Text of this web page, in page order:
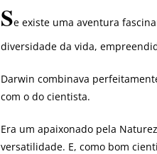
Se existe uma aventura
diversidade da vida,
Darwin combinava
com o do cientista.
Era um apaixonado pela
versatilidade. E, como bom